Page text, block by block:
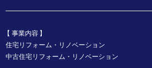
事業内容
住宅リフォーム・リノベーション
中古住宅リフォーム・リノベーション